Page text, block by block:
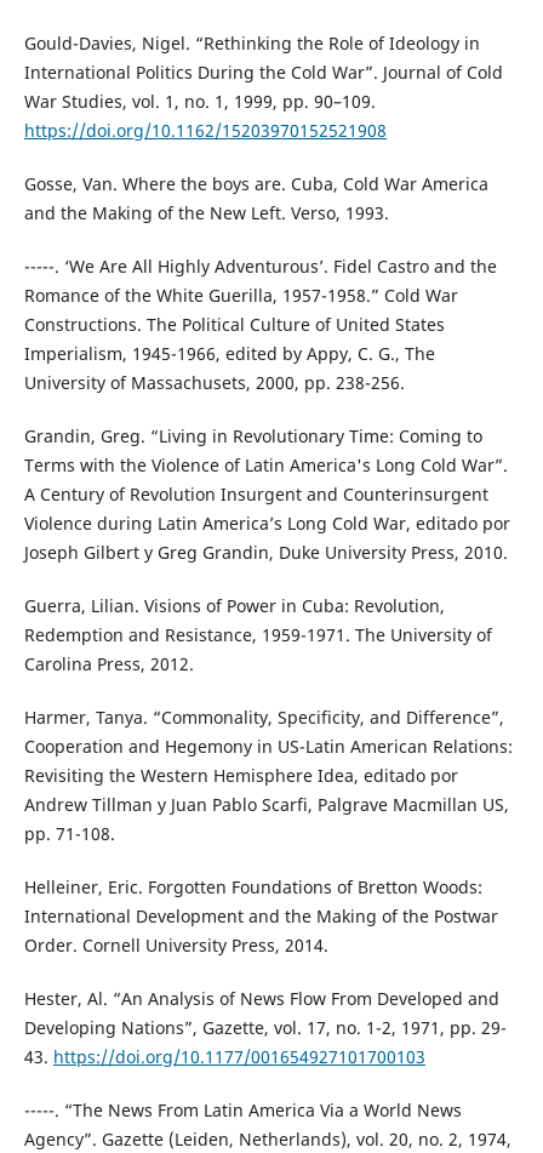
Gould-Davies, Nigel. “Rethinking the Role of Ideology in
International Politics During the Cold War”. Journal of Cold
War Studies, vol. 1, no. 1, 1999, pp. 90–109.
https://doi.org/10.1162/15203970152521908
Gosse, Van. Where the boys are. Cuba, Cold War America
and the Making of the New Left. Verso, 1993.
-----. ‘We Are All Highly Adventurous’. Fidel Castro and the
Romance of the White Guerilla, 1957-1958.” Cold War
Constructions. The Political Culture of United States
Imperialism, 1945-1966, edited by Appy, C. G., The
University of Massachusets, 2000, pp. 238-256.
Grandin, Greg. “Living in Revolutionary Time: Coming to
Terms with the Violence of Latin America's Long Cold War”.
A Century of Revolution Insurgent and Counterinsurgent
Violence during Latin America’s Long Cold War, editado por
Joseph Gilbert y Greg Grandin, Duke University Press, 2010.
Guerra, Lilian. Visions of Power in Cuba: Revolution,
Redemption and Resistance, 1959-1971. The University of
Carolina Press, 2012.
Harmer, Tanya. “Commonality, Specificity, and Difference”,
Cooperation and Hegemony in US-Latin American Relations:
Revisiting the Western Hemisphere Idea, editado por
Andrew Tillman y Juan Pablo Scarfi, Palgrave Macmillan US,
pp. 71-108.
Helleiner, Eric. Forgotten Foundations of Bretton Woods:
International Development and the Making of the Postwar
Order. Cornell University Press, 2014.
Hester, Al. “An Analysis of News Flow From Developed and
Developing Nations”, Gazette, vol. 17, no. 1-2, 1971, pp. 29-
43. https://doi.org/10.1177/001654927101700103
-----. “The News From Latin America Via a World News
Agency”. Gazette (Leiden, Netherlands), vol. 20, no. 2, 1974,